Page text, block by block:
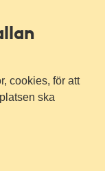
cookies, för att
ska